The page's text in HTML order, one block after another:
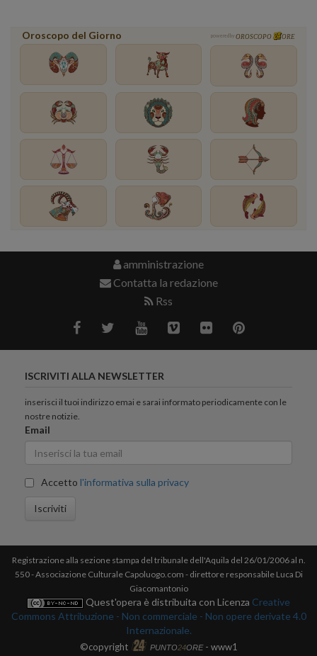
Oroscopo del Giorno powered by OROSCOPO ORE
amministrazione
Contatta la redazione
Rss
ISCRIVITI ALLA NEWSLETTER
inserisci il tuoi indirizzo emai e sarai informato periodicamente con le
nostre notizie.
Email
Accetto l'informativa sulla privacy
Iscriviti
Registrazione alla sezione stampa del tribunale dell'Aquila del 26/01/2006 al n.
550 - Associazione Culturale Capoluogo.com - direttore responsabile Luca Di
Giacomantonio
Quest'opera è distribuita con Licenza Creative
Commons Attribuzione - Non commerciale - Non opere derivate 4.0
Internazionale.
©copyright PUNTO24ORE- www1